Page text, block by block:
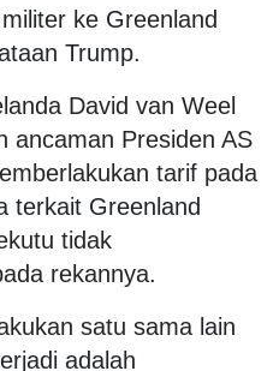
ke Greenland
Trump.
David van Weel
ancaman Presiden AS
tarif pada
terkait Greenland
tidak
rekannya.
satu sama lain
adalah